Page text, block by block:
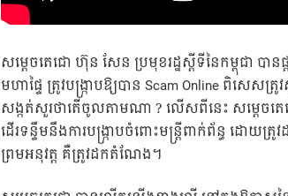
សម្ដេចតេជោ ហ៊ុន សែន ប្រមុខរដ្ឋស្ដីទីនៃកម្ពុជា បា
មហាផ្ទៃ ត្រូវបង្ក្រាបឱ្យបាន Scam Online ពិសេស
សង្កត់សួរថាតើចូលតាមណា ? លើសពីនេះ សម្ដេចតេជ
ដើរទន្ទឹមនឹងការបង្ក្រាបចំពោះមន្ត្រីពាក់ព័ន្ធ ដោយ
ព្រមអនុវត្ត គឺត្រូវដកតំណែង។